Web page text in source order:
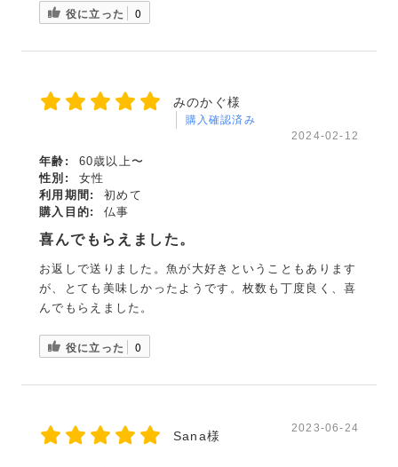
役に立った 0
みのかぐ様
購入確認済み
2024-02-12
年齢:
60歳以上〜
性別:
女性
利用期間:
初めて
購入目的:
仏事
喜んでもらえました。
お返しで送りました。魚が大好きということもあります
が、とても美味しかったようです。枚数も丁度良く、喜
んでもらえました。
役に立った 0
Sana様
2023-06-24